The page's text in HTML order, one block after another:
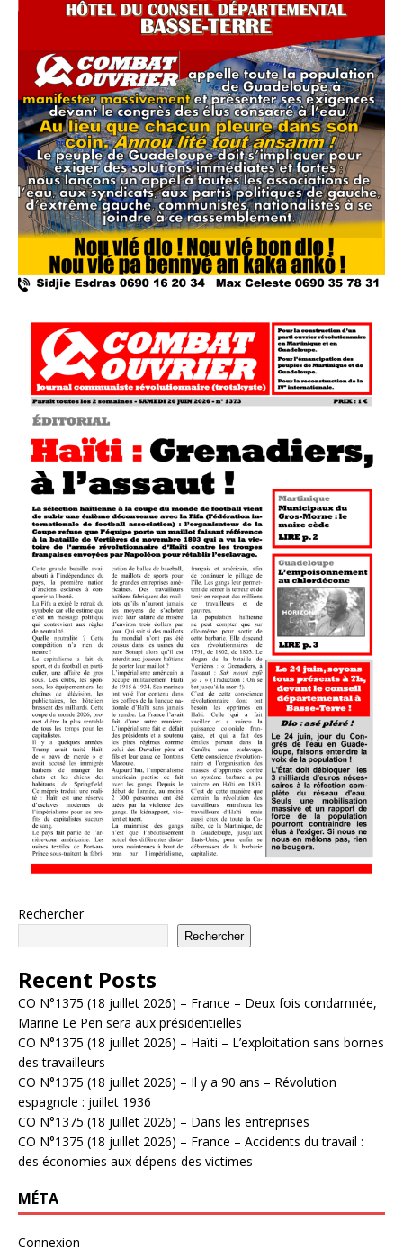
Rechercher
Rechercher
Recent Posts
CO N°1375 (18 juillet 2026) – France – Deux fois condamnée,
Marine Le Pen sera aux présidentielles
CO N°1375 (18 juillet 2026) – Haïti – L’exploitation sans bornes
des travailleurs
CO N°1375 (18 juillet 2026) – Il y a 90 ans – Révolution
espagnole : juillet 1936
CO N°1375 (18 juillet 2026) – Dans les entreprises
CO N°1375 (18 juillet 2026) – France – Accidents du travail :
des économies aux dépens des victimes
MÉTA
Connexion